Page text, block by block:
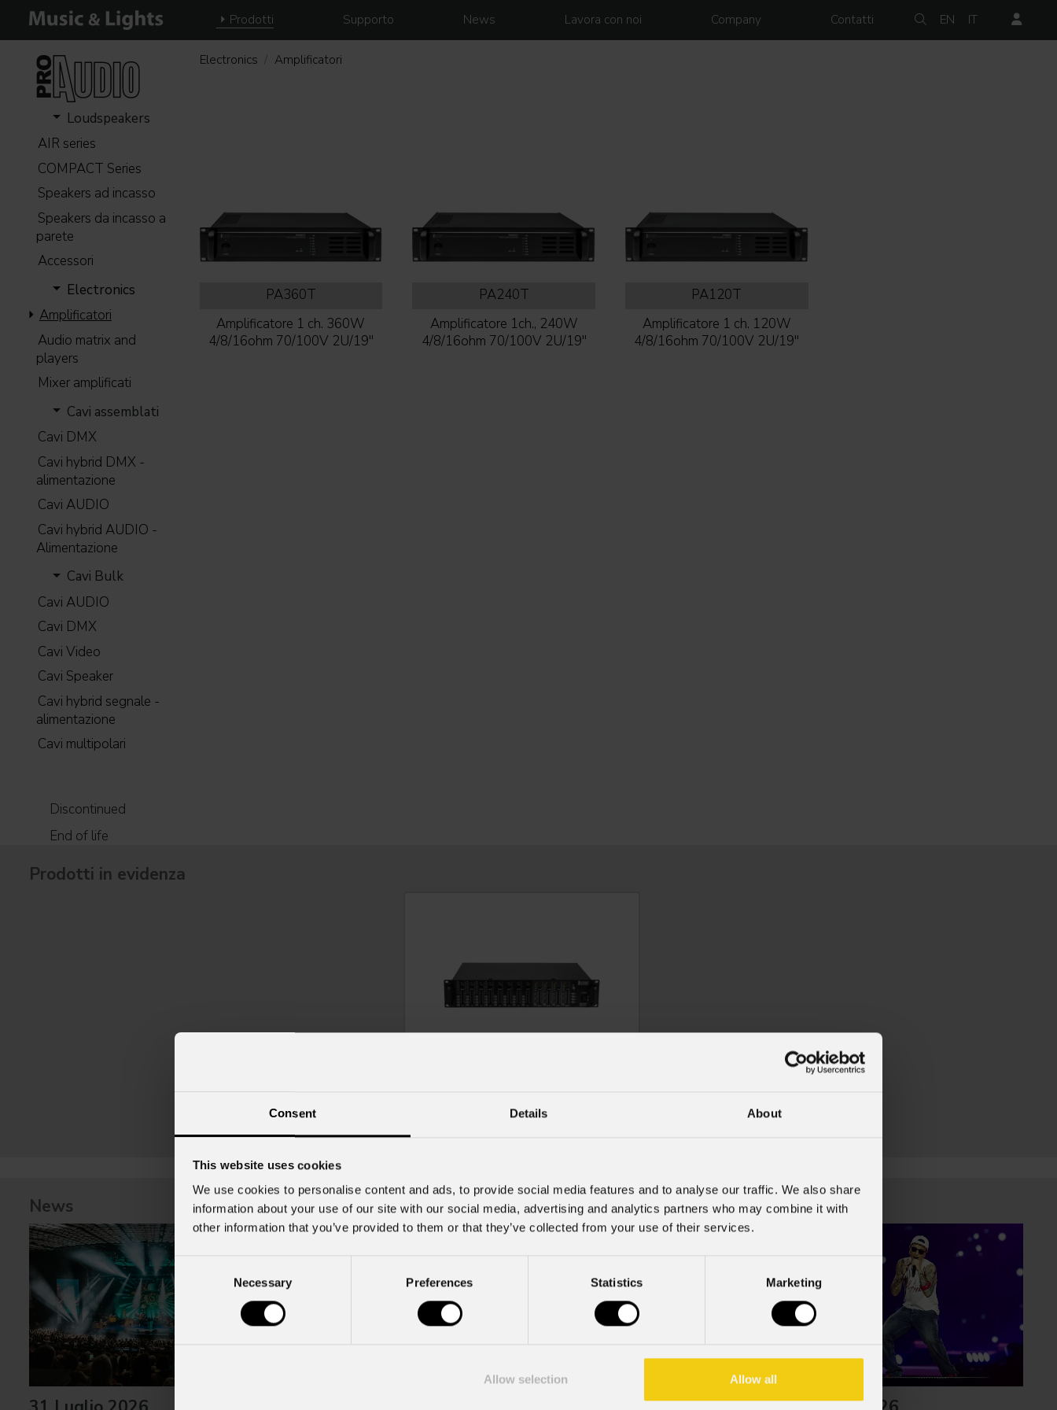
Consent Details About
This website uses cookies
We use cookies to personalise content and ads, to provide social media features and to analyse our traffic. We also share
information about your use of our site with our social media, advertising and analytics partners who may combine it with
other information that you’ve provided to them or that they’ve collected from your use of their services.
Consent
Selection
Necessary Preferences Statistics Marketing
Allow selection Allow all
Prodotti Supporto News Lavora con noi Company Contatti EN IT
Loudspeakers
AIR series
COMPACT Series
Speakers ad incasso
Speakers da incasso a
parete
Accessori
Electronics
Amplificatori
Audio matrix and
players
Mixer amplificati
Cavi assemblati
Cavi DMX
Cavi hybrid DMX -
alimentazione
Cavi AUDIO
Cavi hybrid AUDIO -
Alimentazione
Cavi Bulk
Cavi AUDIO
Cavi DMX
Cavi Video
Cavi Speaker
Cavi hybrid segnale -
alimentazione
Cavi multipolari
Discontinued
End of life
Electronics Amplificatori
PA360T
Amplificatore 1 ch. 360W
4/8/16ohm 70/100V 2U/19''
PA240T
Amplificatore 1ch., 240W
4/8/16ohm 70/100V 2U/19''
PA120T
Amplificatore 1 ch. 120W
4/8/16ohm 70/100V 2U/19''
Prodotti in evidenza
News